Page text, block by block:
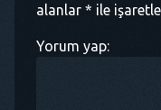
alanlar * ile
Yorum yap: